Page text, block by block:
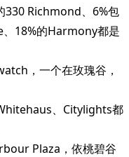
330 Richmond、6%包
18%的Harmony都是
，一个在玫瑰谷，
、Citylights都
Plaza，依桃碧谷